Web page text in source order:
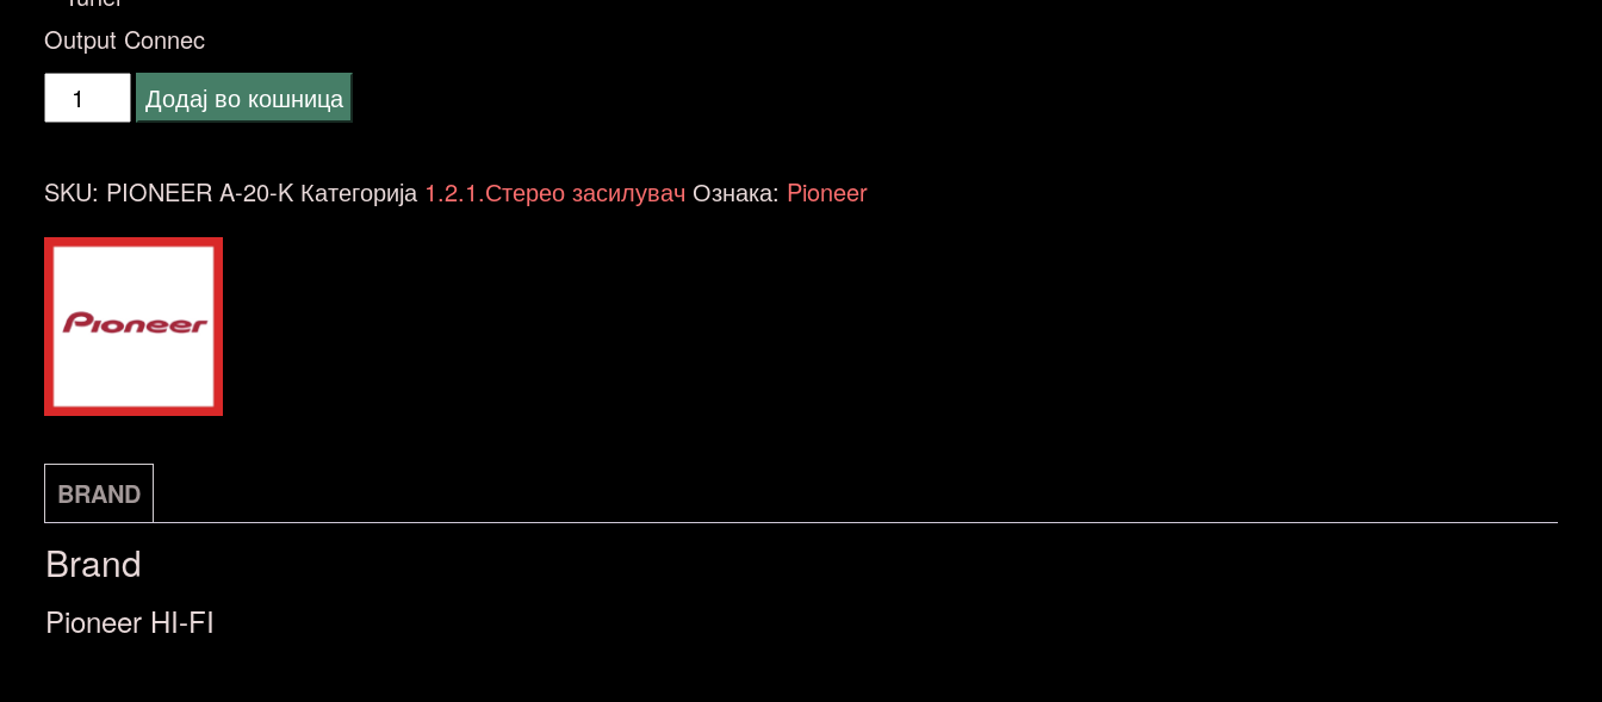
Output Connec
PIONEER
20-
Додај во кошница
SKU: PIONEER A-20-K Категорија 1.2.1.Стерео засилувач Ознака: Pioneer
BRAND
Brand
Pioneer HI-FI